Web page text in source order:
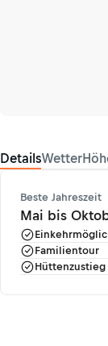
DetailsWetter
Beste Jahreszeit
Mai bis
Familientour
Hüttenzustieg